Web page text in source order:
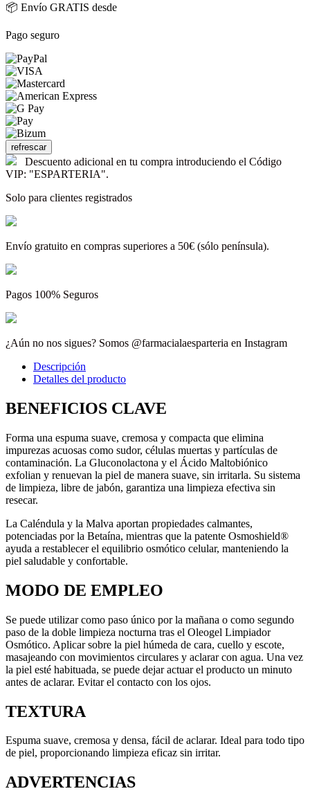
📦 Envío GRATIS desde
Pago seguro
Descuento adicional en tu compra introduciendo el Código
VIP: "ESPARTERIA".
Solo para clientes registrados
Envío gratuito en compras superiores a 50€ (sólo península).
Pagos 100% Seguros
¿Aún no nos sigues? Somos @farmacialaesparteria en Instagram
Descripción
Detalles del producto
BENEFICIOS CLAVE
Forma una espuma suave, cremosa y compacta que elimina
impurezas acuosas como sudor, células muertas y partículas de
contaminación. La Gluconolactona y el Ácido Maltobiónico
exfolian y renuevan la piel de manera suave, sin irritarla. Su sistema
de limpieza, libre de jabón, garantiza una limpieza efectiva sin
resecar.
La Caléndula y la Malva aportan propiedades calmantes,
potenciadas por la Betaína, mientras que la patente Osmoshield®
ayuda a restablecer el equilibrio osmótico celular, manteniendo la
piel saludable y confortable.
MODO DE EMPLEO
Se puede utilizar como paso único por la mañana o como segundo
paso de la doble limpieza nocturna tras el Oleogel Limpiador
Osmótico. Aplicar sobre la piel húmeda de cara, cuello y escote,
masajeando con movimientos circulares y aclarar con agua. Una vez
la piel esté habituada, se puede dejar actuar el producto un minuto
antes de aclarar. Evitar el contacto con los ojos.
TEXTURA
Espuma suave, cremosa y densa, fácil de aclarar. Ideal para todo tipo
de piel, proporcionando limpieza eficaz sin irritar.
ADVERTENCIAS